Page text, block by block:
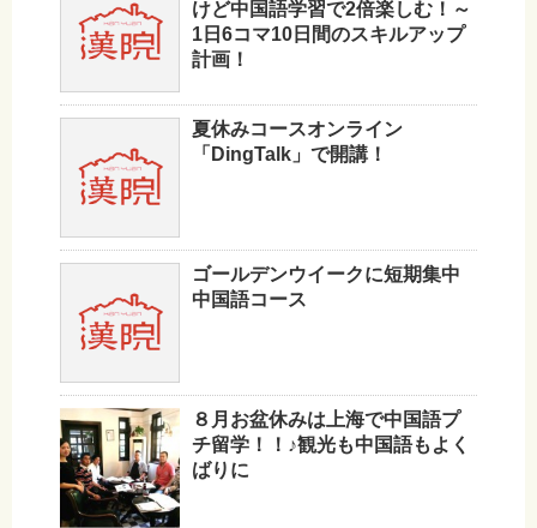
けど中国語学習で2倍楽しむ！～
1日6コマ10日間のスキルアップ
計画！
夏休みコースオンライン
「DingTalk」で開講！
ゴールデンウイークに短期集中
中国語コース
８月お盆休みは上海で中国語プ
チ留学！！♪観光も中国語もよく
ばりに